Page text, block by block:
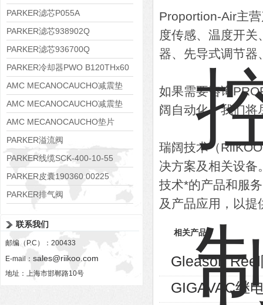
PARKER滤芯P055A
PARKER滤芯938902Q
PARKER滤芯936700Q
PARKER冷却器PWO B120THx60
AMC MECANOCAUCHO减震垫
138552
AMC MECANOCAUCHO减震垫
138551
AMC MECANOCAUCHO垫片
608074
PARKER溢流阀
RE06M35W2N1KWXG087
PARKER线缆SCK-400-10-55
PARKER皮囊190360 00225
PARKER排气阀
联系我们
邮编（P.C）：200433
E-mail： sales@riikoo.com
地址：上海市邯郸路10号
Proportion-Air主
度传感、温度开
器、先导式调节器
如果需要咨询
阔自动化，我们将
瑞阔技术（
决方案及相关设备
技术*的产品和服
及产品应用，以提
相关产品
Gleason
GIGAVAC继